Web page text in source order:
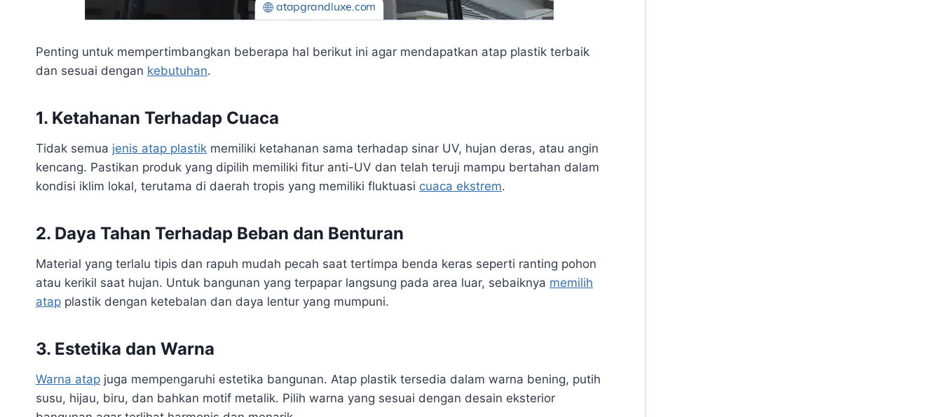
Penting untuk mempertimbangkan beberapa hal berikut ini agar mendapatkan atap plastik terbaik
dan sesuai dengan kebutuhan.
1. Ketahanan Terhadap Cuaca
Tidak semua jenis atap plastik memiliki ketahanan sama terhadap sinar UV, hujan deras, atau angin
kencang. Pastikan produk yang dipilih memiliki fitur anti-UV dan telah teruji mampu bertahan dalam
kondisi iklim lokal, terutama di daerah tropis yang memiliki fluktuasi cuaca ekstrem.
2. Daya Tahan Terhadap Beban dan Benturan
Material yang terlalu tipis dan rapuh mudah pecah saat tertimpa benda keras seperti ranting pohon
atau kerikil saat hujan. Untuk bangunan yang terpapar langsung pada area luar, sebaiknya memilih
atap plastik dengan ketebalan dan daya lentur yang mumpuni.
3. Estetika dan Warna
Warna atap juga mempengaruhi estetika bangunan. Atap plastik tersedia dalam warna bening, putih
susu, hijau, biru, dan bahkan motif metalik. Pilih warna yang sesuai dengan desain eksterior